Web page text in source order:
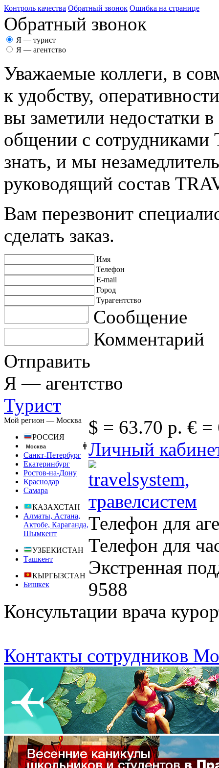
Контроль качества Обратный звонок Ошибка на странице
Обратный звонок
Я — турист
Я — агентство
Уважаемые коллеги, в
к удобству,
вы заметили недостатки
общении с
знать, и мы
руководящий состав
Вам перезвонит
сделать заказ.
Имя
Телефон
E-mail
Город
Турагентство
Сообщение
Комментарий
Отправить
Я — агентство
Турист
Мой регион — Москва
РОССИЯ
Москва
Санкт-Петербург
Екатеринбург
Ростов-на-Дону
Краснодар
Самара
КАЗАХСТАН
Алматы, Астана,
Актобе, Караганда,
Шымкент
УЗБЕКИСТАН
Ташкент
КЫРГЫЗСТАН
Бишкек
$ = 63.70 р. € =
Личный
Телефон для
Телефон для
Экстренная
9588
Консультации врача
Контакты сотрудников